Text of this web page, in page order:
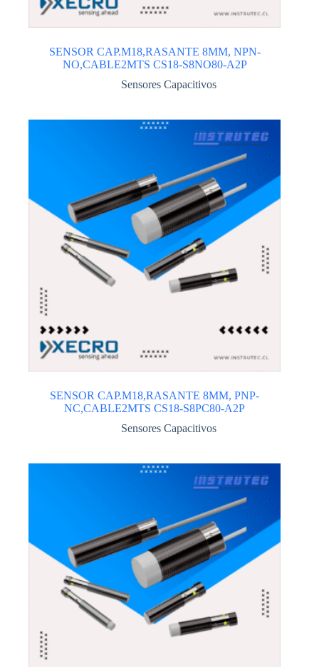
SENSOR CAP.M18,RASANTE 8MM, NPN-
NO,CABLE2MTS CS18-S8NO80-A2P
Sensores Capacitivos
SENSOR CAP.M18,RASANTE 8MM, PNP-
NC,CABLE2MTS CS18-S8PC80-A2P
Sensores Capacitivos